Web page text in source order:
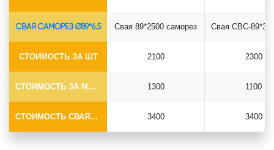
СВАЯ САМОРЕЗ Ø89*6.5
СТОИМОСТЬ ЗА ШТ
СТОИМОСТЬ ЗА МОНТАЖ
СТОИМОСТЬ СВАЯ+МОНТАЖ (БЕЗ ОГОЛОВКА)
Свая 89*2500 саморез
2100
1300
3400
2300
1100
3400